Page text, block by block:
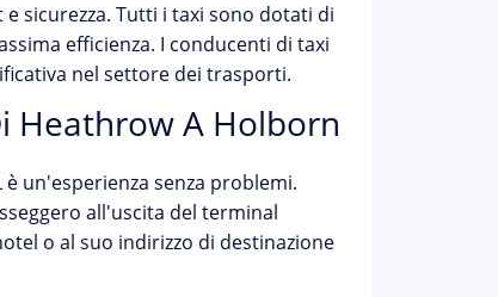
sicurezza. Tutti i taxi sono dotati di
efficienza. I conducenti di taxi
nel settore dei trasporti.
Heathrow A Holborn
un'esperienza senza problemi.
all'uscita del terminal
o al suo indirizzo di destinazione